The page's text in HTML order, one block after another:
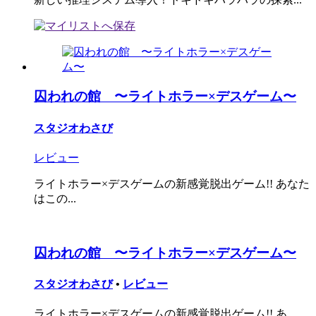
囚われの館 〜ライトホラー×デスゲーム〜
スタジオわさび
レビュー
ライトホラー×デスゲームの新感覚脱出ゲーム!! あなた
はこの...
囚われの館 〜ライトホラー×デスゲーム〜
スタジオわさび • レビュー